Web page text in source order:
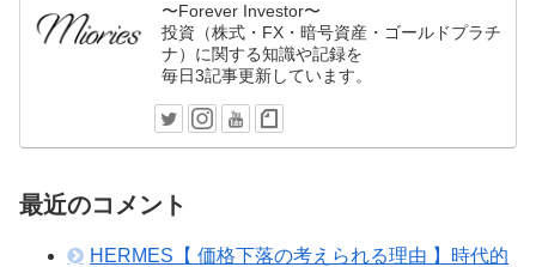
〜Forever Investor〜
投資（株式・FX・暗号資産・ゴールドプラチ
ナ）に関する知識や記録を
毎日3記事更新しています。
最近のコメント
HERMES【 価格下落の考えられる理由 】時代的